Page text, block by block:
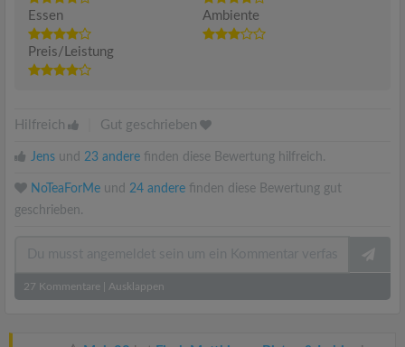
Essen Ambiente
Preis/Leistung
Hilfreich Gut geschrieben
Jens und 23 andere finden diese Bewertung hilfreich.
NoTeaForMe und 24 andere finden diese Bewertung gut
geschrieben.
27 Kommentare Ausklappen